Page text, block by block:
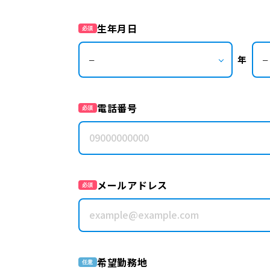
必須 生年月日
年
必須 電話番号
必須 メールアドレス
任意 希望勤務地